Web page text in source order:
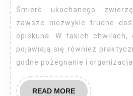
Śmierć ukochanego zwierzęcia domowego to
zawsze niezwykle trudne
opiekuna. W takich
pojawiają się również
godne pożegnanie i organizacja
READ MOREREAD